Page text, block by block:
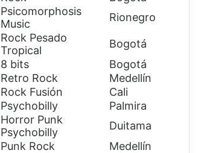
Psicomorphosis
Music
Rionegro
Rock Pesado
Tropical
Bogotá
8 bits
Bogotá
Retro Rock
Medellín
Rock Fusión
Cali
Psychobilly
Palmira
Horror Punk
Psychobilly
Duitama
Punk Rock
Medellín